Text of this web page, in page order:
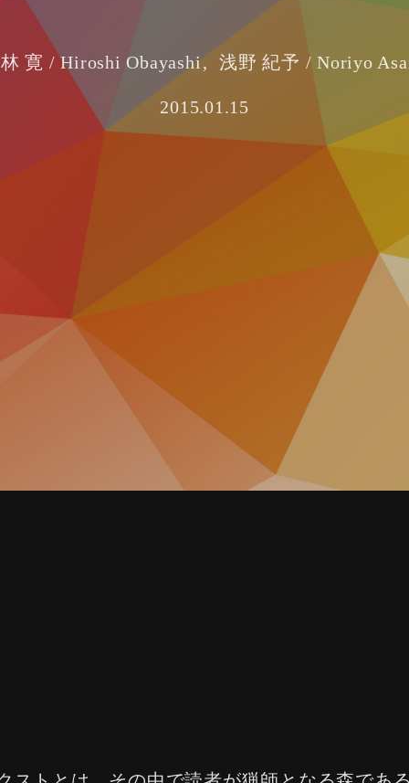
寛 / Hiroshi Obayashi 浅野 紀予 / Noriyo
2015.01.15